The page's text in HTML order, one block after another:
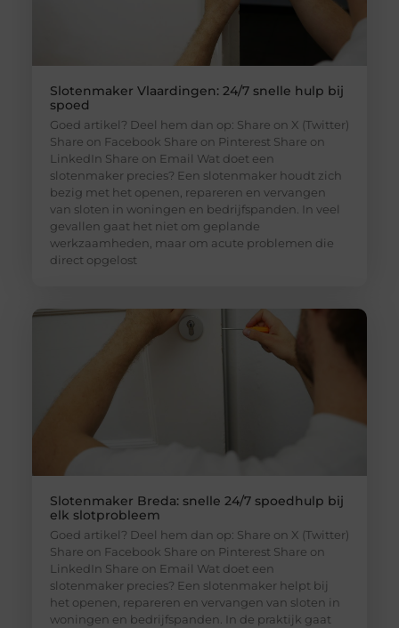
Slotenmaker Vlaardingen: 24/7 snelle hulp bij
spoed
Goed artikel? Deel hem dan op: Share on X (Twitter)
Share on Facebook Share on Pinterest Share on
LinkedIn Share on Email Wat doet een
slotenmaker precies? Een slotenmaker houdt zich
bezig met het openen, repareren en vervangen
van sloten in woningen en bedrijfspanden. In veel
gevallen gaat het niet om geplande
werkzaamheden, maar om acute problemen die
direct opgelost
Slotenmaker Breda: snelle 24/7 spoedhulp bij
elk slotprobleem
Goed artikel? Deel hem dan op: Share on X (Twitter)
Share on Facebook Share on Pinterest Share on
LinkedIn Share on Email Wat doet een
slotenmaker precies? Een slotenmaker helpt bij
het openen, repareren en vervangen van sloten in
woningen en bedrijfspanden. In de praktijk gaat